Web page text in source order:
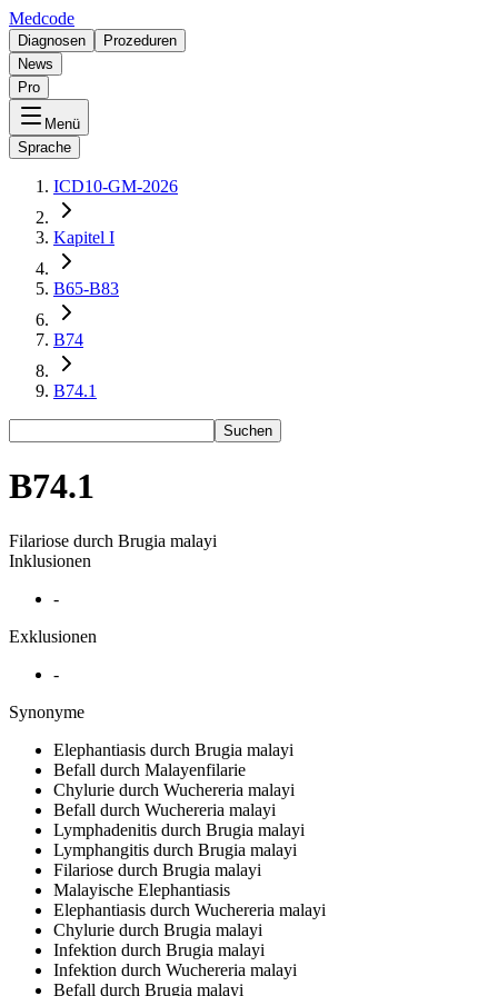
Medcode
Diagnosen
Prozeduren
News
Pro
Menü
Sprache
ICD10-GM-2026
Kapitel I
B65-B83
B74
B74.1
Suchen
B74.1
Filariose durch Brugia malayi
Inklusionen
-
Exklusionen
-
Synonyme
Elephantiasis durch Brugia malayi
Befall durch Malayenfilarie
Chylurie durch Wuchereria malayi
Befall durch Wuchereria malayi
Lymphadenitis durch Brugia malayi
Lymphangitis durch Brugia malayi
Filariose durch Brugia malayi
Malayische Elephantiasis
Elephantiasis durch Wuchereria malayi
Chylurie durch Brugia malayi
Infektion durch Brugia malayi
Infektion durch Wuchereria malayi
Befall durch Brugia malayi